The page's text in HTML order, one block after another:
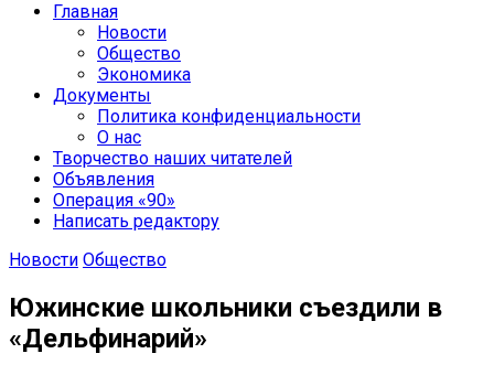
Главная
Новости
Общество
Экономика
Документы
Политика конфиденциальности
О нас
Творчество наших читателей
Объявления
Операция «90»
Написать редактору
Новости Общество
Южинские школьники съездили в
«Дельфинарий»